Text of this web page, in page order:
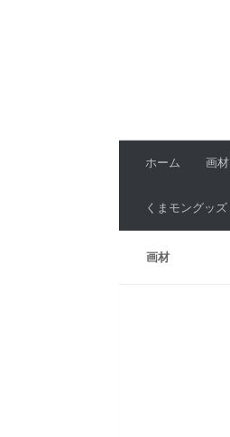
ホーム 画材
くまモングッズ
画材